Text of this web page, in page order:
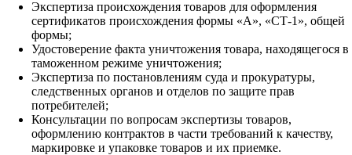
Экспертиза происхождения товаров для оформления
сертификатов происхождения формы «А», «СТ-1», общей
формы;
Удостоверение факта уничтожения товара, находящегося в
таможенном режиме уничтожения;
Экспертиза по постановлениям суда и прокуратуры,
следственных органов и отделов по защите прав
потребителей;
Консультации по вопросам экспертизы товаров,
оформлению контрактов в части требований к качеству,
маркировке и упаковке товаров и их приемке.